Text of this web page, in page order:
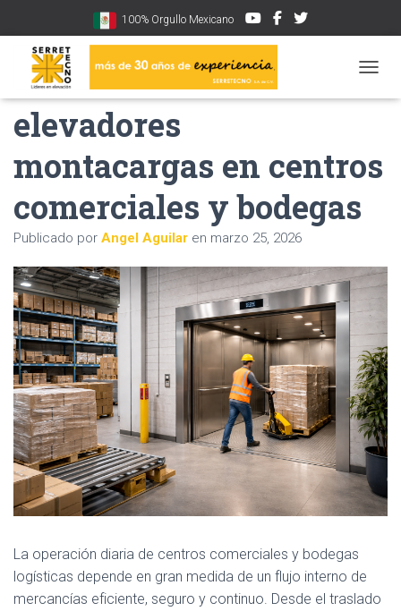
100% Orgullo Mexicano
Casos de uso de
elevadores
montacargas en centros
comerciales y bodegas
Publicado por Angel Aguilar en marzo 25, 2026
La operación diaria de centros comerciales y bodegas
logísticas depende en gran medida de un flujo interno de
mercancías eficiente, seguro y continuo. Desde el traslado